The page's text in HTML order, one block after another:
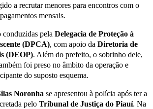
a recrutar menores para encontros com o
mensais.
conduzidas pela Delegacia de Proteção à
(DPCA), com apoio da Diretoria de
(DEOP). Além do prefeito, o sobrinho dele,
foi preso no âmbito da operação e
do suposto esquema.
Noronha se apresentou à polícia após ter a
pelo Tribunal de Justiça do Piauí. Na